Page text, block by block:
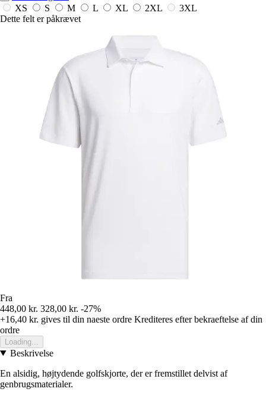
XS
S M L XL 2XL
3XL
Dette felt er påkrævet
Fra
448,00 kr. 328,00 kr. -27%
+16,40 kr. gives til din naeste ordre Krediteres efter bekraeftelse af din
ordre
Loading...
Beskrivelse
En alsidig, højtydende golfskjorte, der er fremstillet delvist af
genbrugsmaterialer.